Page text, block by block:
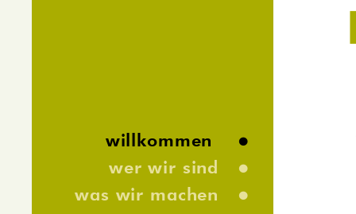
willkommen •
wer wir sind •
was wir machen •